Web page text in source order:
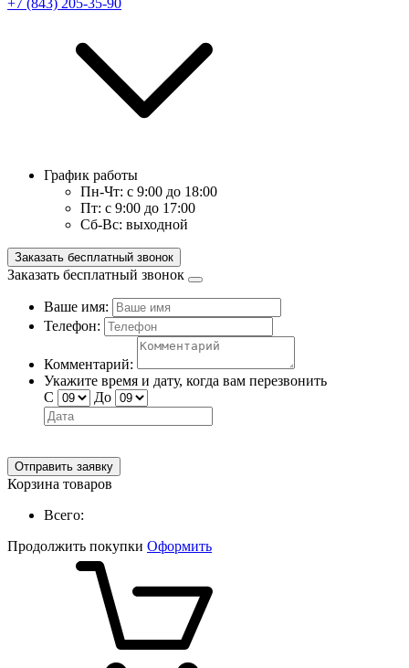
+7 (843) 205-35-90
График работы
Пн-Чт: с 9:00 до 18:00
Пт: с 9:00 до 17:00
Сб-Вс: выходной
Заказать бесплатный звонок
Заказать бесплатный звонок
Ваше имя:
Телефон:
Комментарий:
Укажите время и дату, когда вам перезвонить
С
До
Отправить заявку
Корзина товаров
Всего:
Продолжить покупки Оформить